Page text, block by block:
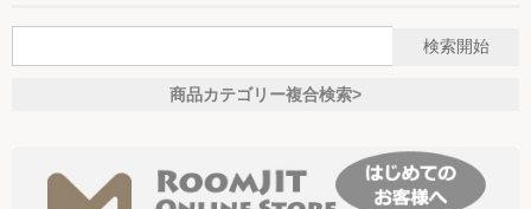
商品カテゴリー複合検索>